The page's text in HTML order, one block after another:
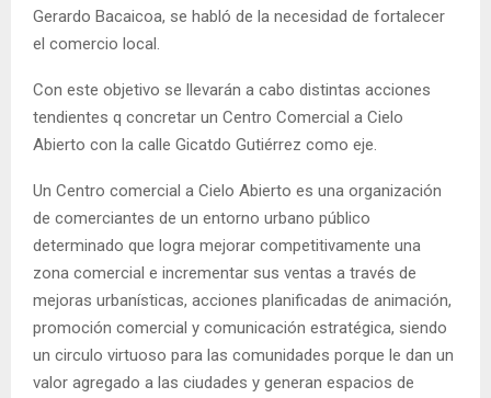
Gerardo Bacaicoa, se habló de la necesidad de fortalecer
el comercio local.
Con este objetivo se llevarán a cabo distintas acciones
tendientes q concretar un Centro Comercial a Cielo
Abierto con la calle Gicatdo Gutiérrez como eje.
Un Centro comercial a Cielo Abierto es una organización
de comerciantes de un entorno urbano público
determinado que logra mejorar competitivamente una
zona comercial e incrementar sus ventas a través de
mejoras urbanísticas, acciones planificadas de animación,
promoción comercial y comunicación estratégica, siendo
un circulo virtuoso para las comunidades porque le dan un
valor agregado a las ciudades y generan espacios de